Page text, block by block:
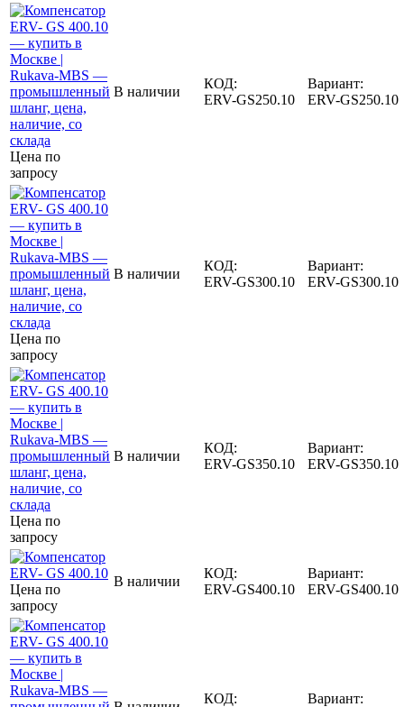
Цена по
запросу
В наличии
КОД:
ERV-GS250.10
Вариант:
ERV-GS250.10
Цена по
запросу
В наличии
КОД:
ERV-GS300.10
Вариант:
ERV-GS300.10
Цена по
запросу
В наличии
КОД:
ERV-GS350.10
Вариант:
ERV-GS350.10
Цена по
запросу
В наличии
КОД:
ERV-GS400.10
Вариант:
ERV-GS400.10
КОД:
Вариант: